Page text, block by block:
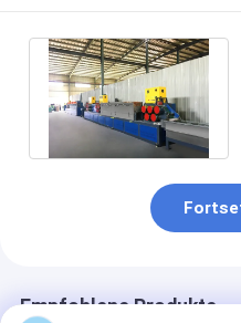
Empfohlene Produkte